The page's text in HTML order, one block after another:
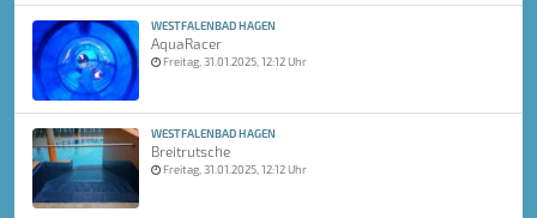
WESTFALENBAD HAGEN
AquaRacer
Freitag, 31.01.2025, 12:12 Uhr
WESTFALENBAD HAGEN
Breitrutsche
Freitag, 31.01.2025, 12:12 Uhr